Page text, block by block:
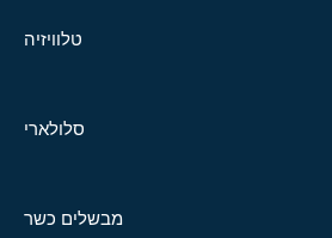
טלוויזיה
סלולארי
מבשלים כשר